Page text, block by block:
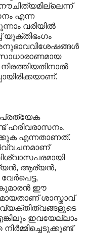
എന്ന
വരിയിൽ
യുക്തിഭംഗം
ഹരിവരാസനം.
എന്നതാണത്.
ആര്യൻ,
ഈ
ശാസ്താവ്
ഇവയേല്ലാം